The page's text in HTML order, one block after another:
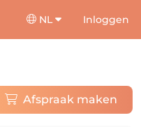
NL Inloggen
Afspraak maken